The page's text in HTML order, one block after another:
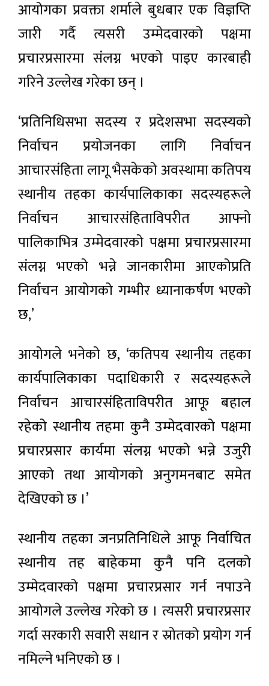
आयोगका प्रवक्ता शर्माले बुधबार एक विज्ञप्ति
जारी गर्दै त्यसरी उम्मेदवारको पक्षमा
प्रचारप्रसारमा संलग्न भएको पाइए कारबाही
गरिने उल्लेख गरेका छन् ।
‘प्रतिनिधिसभा सदस्य र प्रदेशसभा सदस्यको
निर्वाचन प्रयोजनका लागि निर्वाचन
आचारसंहिता लागू भैसकेको अवस्थामा कतिपय
स्थानीय तहका कार्यपालिकाका सदस्यहरूले
निर्वाचन आचारसंहिताविपरीत आफ्नो
पालिकाभित्र उम्मेदवारको पक्षमा प्रचारप्रसारमा
संलग्न भएको भन्ने जानकारीमा आएकोप्रति
निर्वाचन आयोगको गम्भीर ध्यानाकर्षण भएको
छ,’
आयोगले भनेको छ, ‘कतिपय स्थानीय तहका
कार्यपालिकाका पदाधिकारी र सदस्यहरूले
निर्वाचन आचारसंहिताविपरीत आफू बहाल
रहेको स्थानीय तहमा कुनै उम्मेदवारको पक्षमा
प्रचारप्रसार कार्यमा संलग्न भएको भन्ने उजुरी
आएको तथा आयोगको अनुगमनबाट समेत
देखिएको छ ।’
स्थानीय तहका जनप्रतिनिधिले आफू निर्वाचित
स्थानीय तह बाहेकमा कुनै पनि दलको
उम्मेदवारको पक्षमा प्रचारप्रसार गर्न नपाउने
आयोगले उल्लेख गरेको छ । त्यसरी प्रचारप्रसार
गर्दा सरकारी सवारी सधान र स्रोतको प्रयोग गर्न
नमिल्ने भनिएको छ ।